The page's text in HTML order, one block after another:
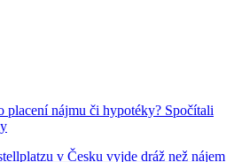
placení nájmu či hypotéky? Spočítali
v Česku vyjde dráž než nájem